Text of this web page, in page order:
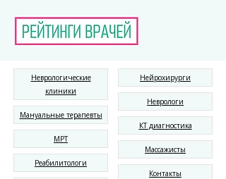
Неврологические
клиники
Мануальные терапевты
МРТ
Реабилитологи
Нейрохирурги
Неврологи
КТ диагностика
Массажисты
Контакты